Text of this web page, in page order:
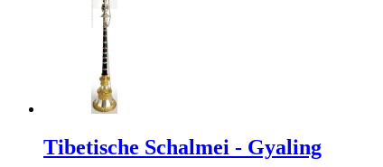
Tibetische Schalmei - Gyaling